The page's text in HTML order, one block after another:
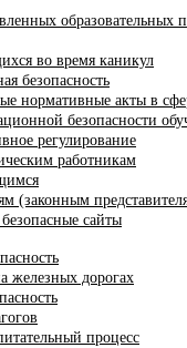
образовательных
во время каникул
безопасность
нормативные акты в
безопасности
регулирование
работникам
(законным
сайты
железных дорогах
процесс